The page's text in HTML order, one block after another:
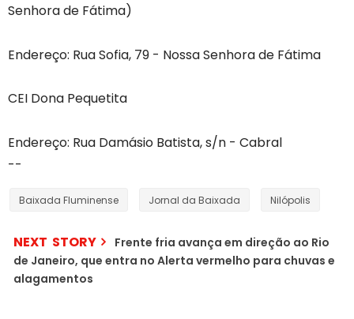
Senhora de Fátima)
Endereço: Rua Sofia, 79 - Nossa Senhora de Fátima
CEI Dona Pequetita
Endereço: Rua Damásio Batista, s/n - Cabral
--
Baixada Fluminense Jornal da Baixada Nilópolis
NEXT STORY
Frente fria avança em direção ao Rio
de Janeiro, que entra no Alerta vermelho para chuvas e
alagamentos